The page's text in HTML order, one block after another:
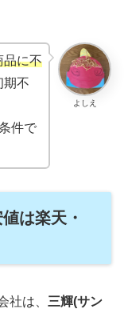
よしえ
品に不
期不
件で
は楽天・
社は、 三輝(サン